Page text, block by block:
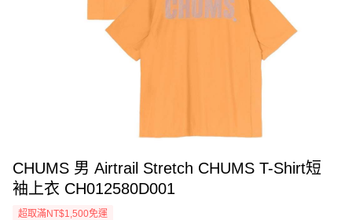
CHUMS 男 Airtrail Stretch CHUMS T-Shirt短
袖上衣 CH012580D001
超取滿NT$1,500免運